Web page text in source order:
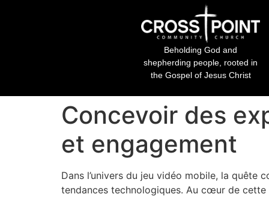
Beholding God and
shepherding people, rooted in
the Gospel of Jesus Christ
Concevoir des
et engagement
Dans l’univers du jeu vidéo mobile, la
tendances technologiques. Au cœur de